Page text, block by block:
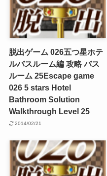
脱出ゲーム 026五つ星ホテ
ルバスルーム編 攻略 バス
ルーム 25Escape game
026 5 stars Hotel
Bathroom Solution
Walkthrough Level 25
2014/02/21